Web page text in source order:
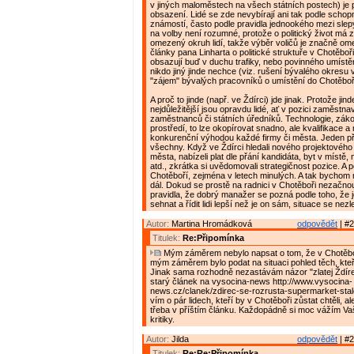
v jiných maloměstech na všech státních postech) je
obsazení. Lidé se zde nevybírají ani tak podle
známostí, často podle pravidla jednookého mezi
na volby není rozumné, protože o politický život má
omezený okruh lidí, takže výběr voličů je značně
články pana Linharta o politické struktuře v
obsazují buď v duchu trafiky, nebo povinného
nikdo jiný jinde nechce (viz. rušení bývalého okresu
"zájem" bývalých pracovníků o umístění do
A proč to jinde (např. ve Ždírci) jde jinak. Protože
nejdůležitější jsou opravdu lidé, ať v pozici
zaměstnanců či státních úředníků. Technologie,
prostředí, to lze okopírovat snadno, ale kvalifikace a
konkurenční výhodou každé firmy či města. Jeden
všechny. Když ve Ždírci hledali nového
města, nabízeli plat dle přání kandidáta, byt v místě,
atd., zkrátka si uvědomovali strategičnost pozice. A
Chotěboří, zejména v letech minulých. A tak bychom
dál. Dokud se prostě na radnici v Chotěboři
pravidla, že dobrý manažer se pozná podle toho, že
sehnat a řídit lidi lepší než je on sám, situace se
odpovědět |
Autor: Martina Hromádková
Titulek: Re:Připomínka
Mým záměrem nebylo napsat o tom, že v
mým záměrem bylo podat na situaci pohled těch,
Jinak sama rozhodně nezastávám názor "zlatej
starý článek na vysocina-news http://www.vysocina-
news.cz/clanek/zdirec-se-rozrusta-supermarket-
vím o pár lidech, kteří by v Chotěboři zůstat chtěli,
třeba v příštím článku. Každopádně si moc vážím
kritiky.
odpovědět |
Autor: Jilda